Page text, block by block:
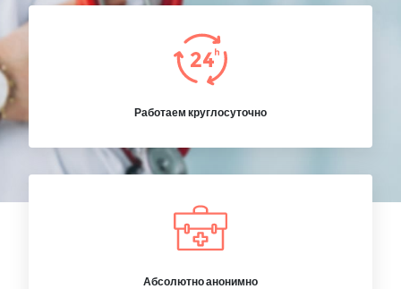
Работаем круглосуточно
Абсолютно анонимно